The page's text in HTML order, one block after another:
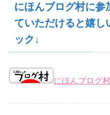
にほんブログ村に参
ていただけると嬉し
ック↓
にほんブログ村